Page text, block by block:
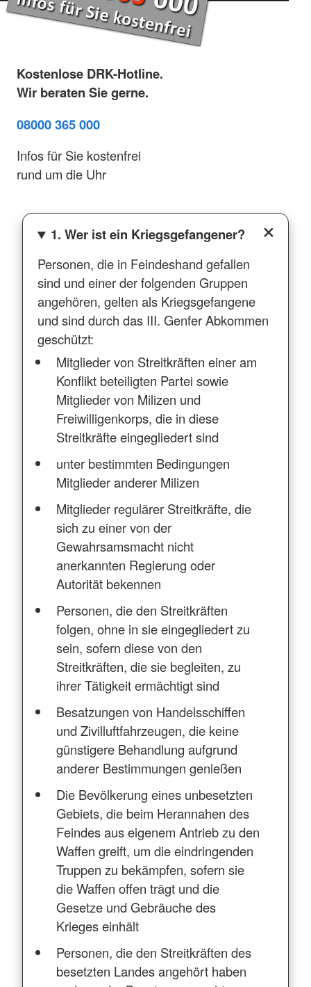
Kostenlose DRK-Hotline.
Wir beraten Sie gerne.
08000 365 000
Infos für Sie kostenfrei
rund um die Uhr
1. Wer ist ein Kriegsgefangener?
Personen, die in Feindeshand gefallen
sind und einer der folgenden Gruppen
angehören, gelten als Kriegsgefangene
und sind durch das III. Genfer Abkommen
geschützt:
Mitglieder von Streitkräften einer am
Konflikt beteiligten Partei sowie
Mitglieder von Milizen und
Freiwilligenkorps, die in diese
Streitkräfte eingegliedert sind
unter bestimmten Bedingungen
Mitglieder anderer Milizen
Mitglieder regulärer Streitkräfte, die
sich zu einer von der
Gewahrsamsmacht nicht
anerkannten Regierung oder
Autorität bekennen
Personen, die den Streitkräften
folgen, ohne in sie eingegliedert zu
sein, sofern diese von den
Streitkräften, die sie begleiten, zu
ihrer Tätigkeit ermächtigt sind
Besatzungen von Handelsschiffen
und Zivilluftfahrzeugen, die keine
günstigere Behandlung aufgrund
anderer Bestimmungen genießen
Die Bevölkerung eines unbesetzten
Gebiets, die beim Herannahen des
Feindes aus eigenem Antrieb zu den
Waffen greift, um die eindringenden
Truppen zu bekämpfen, sofern sie
die Waffen offen trägt und die
Gesetze und Gebräuche des
Krieges einhält
Personen, die den Streitkräften des
besetzten Landes angehört haben